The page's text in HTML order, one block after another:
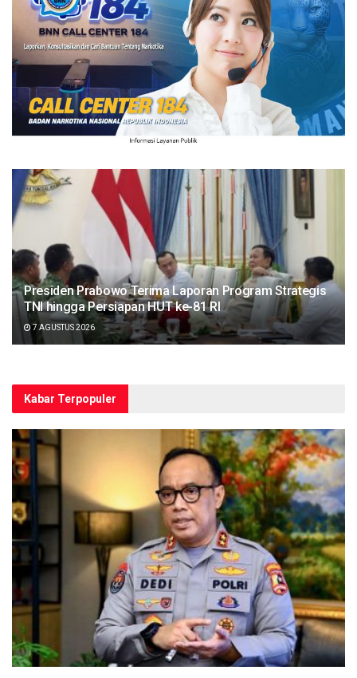
Presiden Prabowo Terima Laporan Program Strategis
TNI hingga Persiapan HUT ke-81 RI
7 AGUSTUS 2026
Kabar Terpopuler